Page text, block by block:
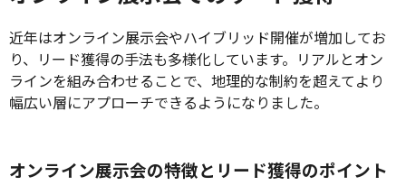
近年はオンライン展示会やハイブリッド開催が増加してお
り、リード獲得の手法も多様化しています。リアルとオン
ラインを組み合わせることで、地理的な制約を超えてより
幅広い層にアプローチできるようになりました。
オンライン展示会の特徴とリード獲得のポイント